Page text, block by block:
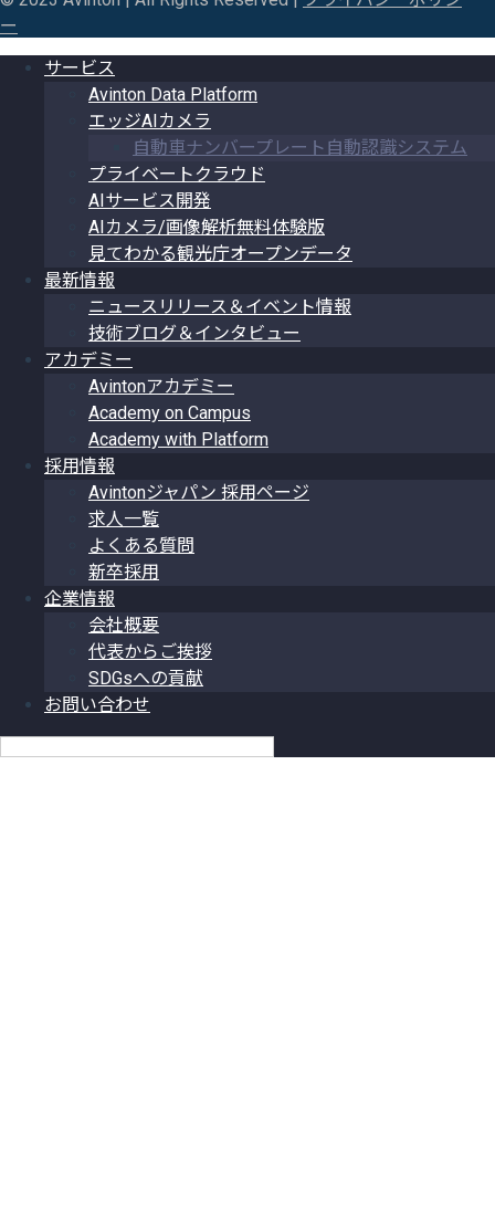
ー
サービス
Avinton Data Platform
エッジAIカメラ
自動車ナンバープレート自動認識システム
プライベートクラウド
AIサービス開発
AIカメラ/画像解析無料体験版
見てわかる観光庁オープンデータ
最新情報
ニュースリリース＆イベント情報
技術ブログ＆インタビュー
アカデミー
Avintonアカデミー
Academy on Campus
Academy with Platform
採用情報
Avintonジャパン 採用ページ
求人一覧
よくある質問
新卒採用
企業情報
会社概要
代表からご挨拶
SDGsへの貢献
お問い合わせ